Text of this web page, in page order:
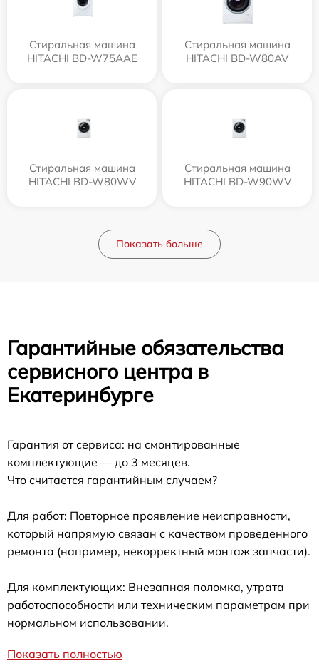
Стиральная машина
HITACHI BD-W75AAE
Стиральная машина
HITACHI BD-W80AV
Стиральная машина
HITACHI BD-W80WV
Стиральная машина
HITACHI BD-W90WV
Показать больше
Гарантийные обязательства
сервисного центра в
Екатеринбурге
Гарантия от сервиса: на смонтированные
комплектующие — до 3 месяцев.
Что считается гарантийным случаем?
Для работ: Повторное проявление неисправности,
который напрямую связан с качеством проведенного
ремонта (например, некорректный монтаж запчасти).
Для комплектующих: Внезапная поломка, утрата
работоспособности или техническим параметрам при
нормальном использовании.
Показать полностью